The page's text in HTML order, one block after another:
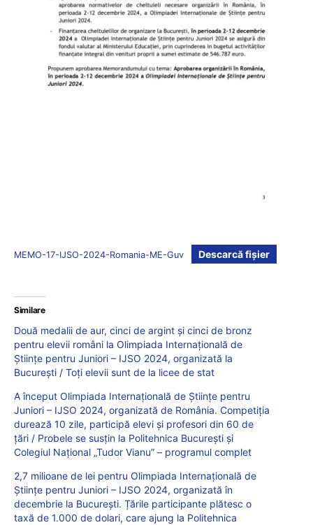
MEMO-17-IJSO-2024-Romania-ME-Guv Descarcă fișier
Similare
Două medalii de aur, cinci de argint și cinci de bronz
pentru elevii români la Olimpiada Internațională de
Științe pentru Juniori – IJSO 2024, organizată la
București / Toți elevii sunt de la licee de stat
A început Olimpiada Internațională de Științe pentru
Juniori – IJSO 2024, organizată de România. Competiția
durează 10 zile, participă elevi și profesori din 60 de
țări / Probele se susțin la Politehnica București și
Colegiul Național „Tudor Vianu” – programul complet
2,7 milioane de lei pentru Olimpiada Internațională de
Științe pentru Juniori – IJSO 2024, organizată în
decembrie la București. Țările participante plătesc o
taxă de 1.000 de dolari, care ajung la Politehnica